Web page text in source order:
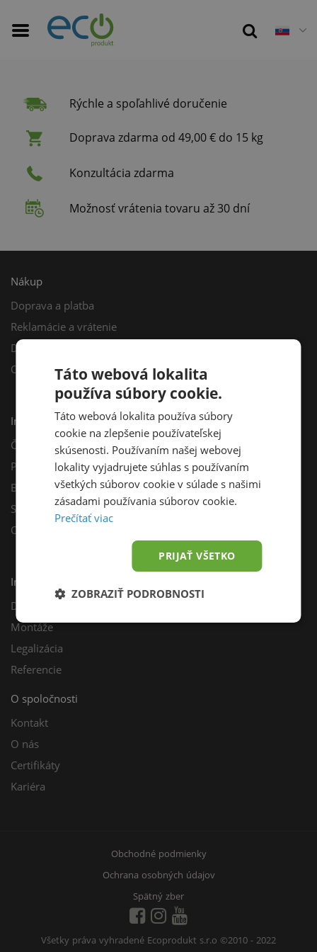
Rýchle a spoľahlivé doručenie
Doprava zdarma od 49,00 € do 15 kg
Konzultácia zdarma
Možnosť vrátenia tovaru až 30 dní
Nákup
Doprava a platba
Reklamácie a vrátenie
Darčekový poukaz
Odberné miesta
Informácie
Často kladené otázky
Poradňa
Blog
Sprievodca výberom fotovoltiky
Odporúčací program
Inštalácie
Dotácie
Montáže
Legalizácia
Referencie
O spoločnosti
Kontakt
O nás
Certifikáty
Kariéra
Obchodné podmienky
Ochrana osobných údajov
Spätný zber
Všetky práva vyhradené Ecoprodukt s.r.o ©2010 - 2022
Táto webová lokalita
používa súbory cookie.
Táto webová lokalita používa súbory
cookie na zlepšenie používateľskej
skúsenosti. Používaním našej webovej
lokality vyjadrujete súhlas s používaním
všetkých súborov cookie v súlade s našimi
zásadami používania súborov cookie.
Prečítať viac
PRIJAŤ VŠETKO
ZOBRAZIŤ PODROBNOSTI